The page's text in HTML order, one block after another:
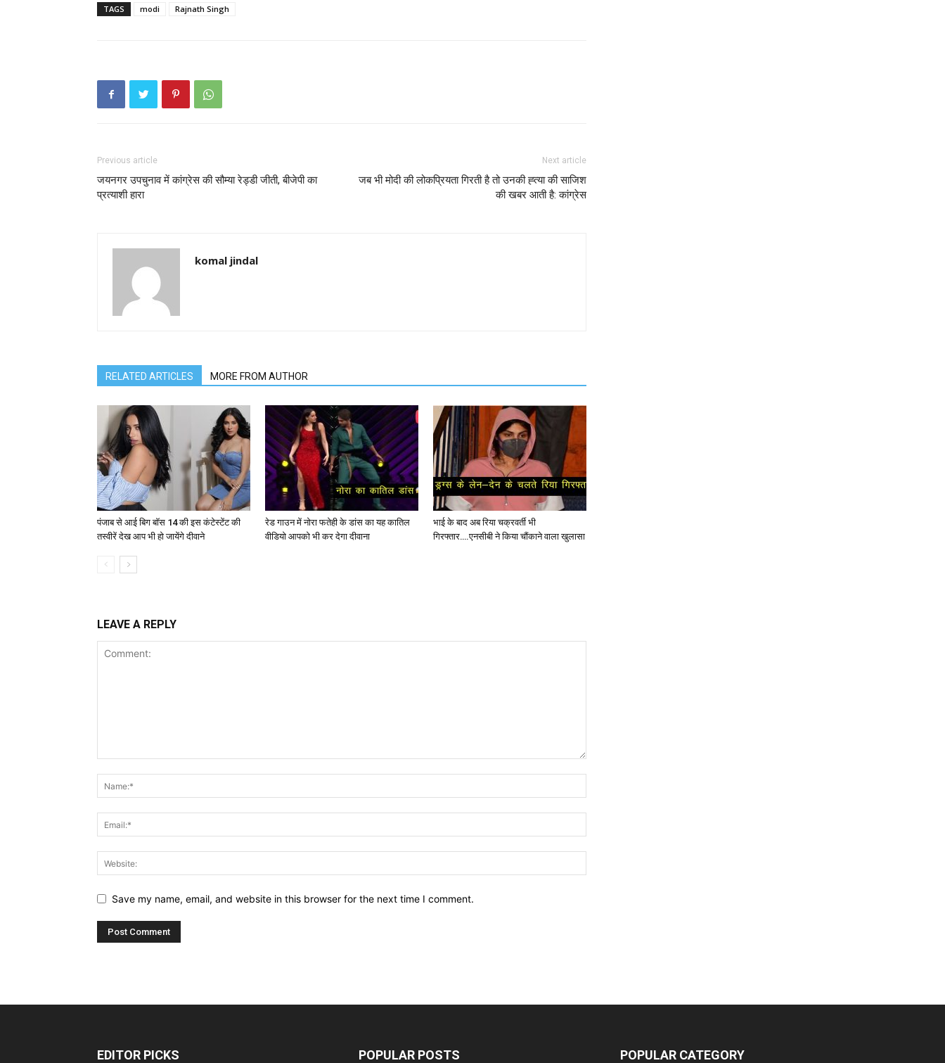
TAGS modi Rajnath Singh
Previous article
जयनगर उपचुनाव में कांग्रेस की सौम्या रेड्डी जीती, बीजेपी का
प्रत्याशी हारा
Next article
जब भी मोदी की लोकप्रियता गिरती है तो उनकी ह्त्या की साजिश
की खबर आती है: कांग्रेस
komal jindal
RELATED ARTICLES MORE FROM AUTHOR
पंजाब से आई बिग बॉस 14 की इस कंटेस्टेंट की
तस्वीरें देख आप भी हो जायेंगे दीवाने
रेड गाउन में नोरा फतेही के डांस का यह कातिल
वीडियो आपको भी कर देगा दीवाना
भाई के बाद अब रिया चक्रवर्ती भी
गिरफ्तार….एनसीबी ने किया चौंकाने वाला खुलासा
LEAVE A REPLY
Save my name, email, and website in this browser for the next time I comment.
EDITOR PICKS POPULAR POSTS POPULAR CATEGORY